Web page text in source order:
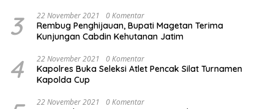
3 22 November 2021 0 Komentar
Rembug Penghijauan, Bupati Magetan Terima
Kunjungan Cabdin Kehutanan Jatim
4 22 November 2021 0 Komentar
Kapolres Buka Seleksi Atlet Pencak Silat Turnamen
Kapolda Cup
22 November 2021 0 Komentar